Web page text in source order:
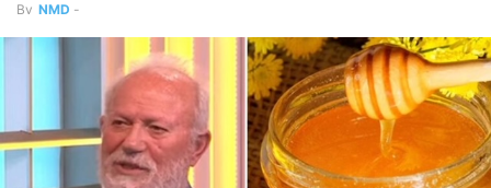
By NMD -